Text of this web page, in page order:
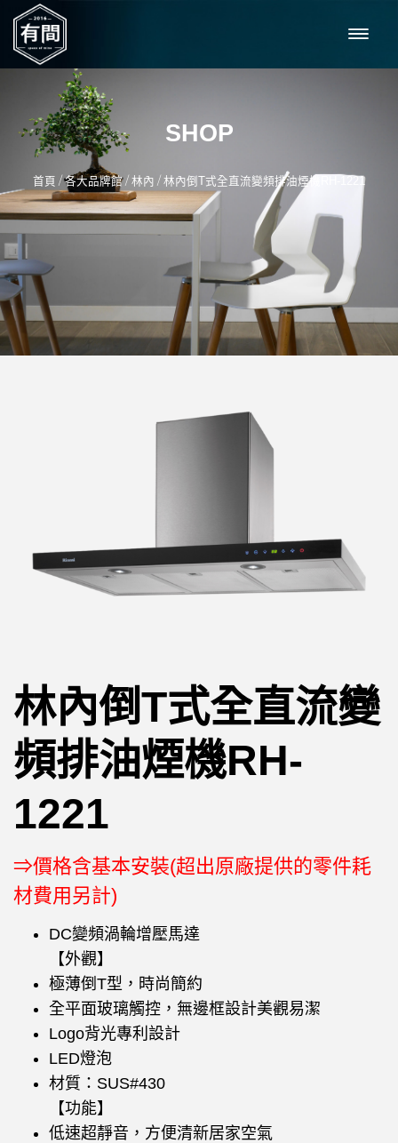
SHOP
首頁 /各大品牌館/ 林內 / 林內倒T式全直流變頻排油煙機RH-1221
林內倒T式全直流變
頻排油煙機RH-
1221
⇒價格含基本安裝(超出原廠提供的零件耗
材費用另計)
DC變頻渦輪增壓馬達
【外觀】
極薄倒T型，時尚簡約
全平面玻璃觸控，無邊框設計美觀易潔
Logo背光專利設計
LED燈泡
材質：SUS#430
【功能】
低速超靜音，方便清新居家空氣